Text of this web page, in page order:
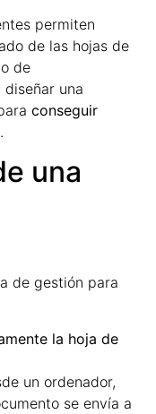
permiten
de las hojas de
de
una
conseguir
.
una
de gestión para
la hoja de
un ordenador,
se envía a